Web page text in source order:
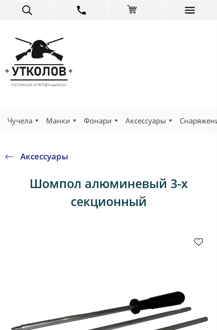
Чучела Манки Фонари Аксессуары
Аксессуары
Шомпол алюминевый 3-х
секционный